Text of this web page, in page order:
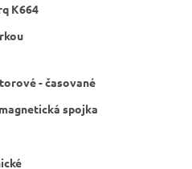
K664
- časované
spojka